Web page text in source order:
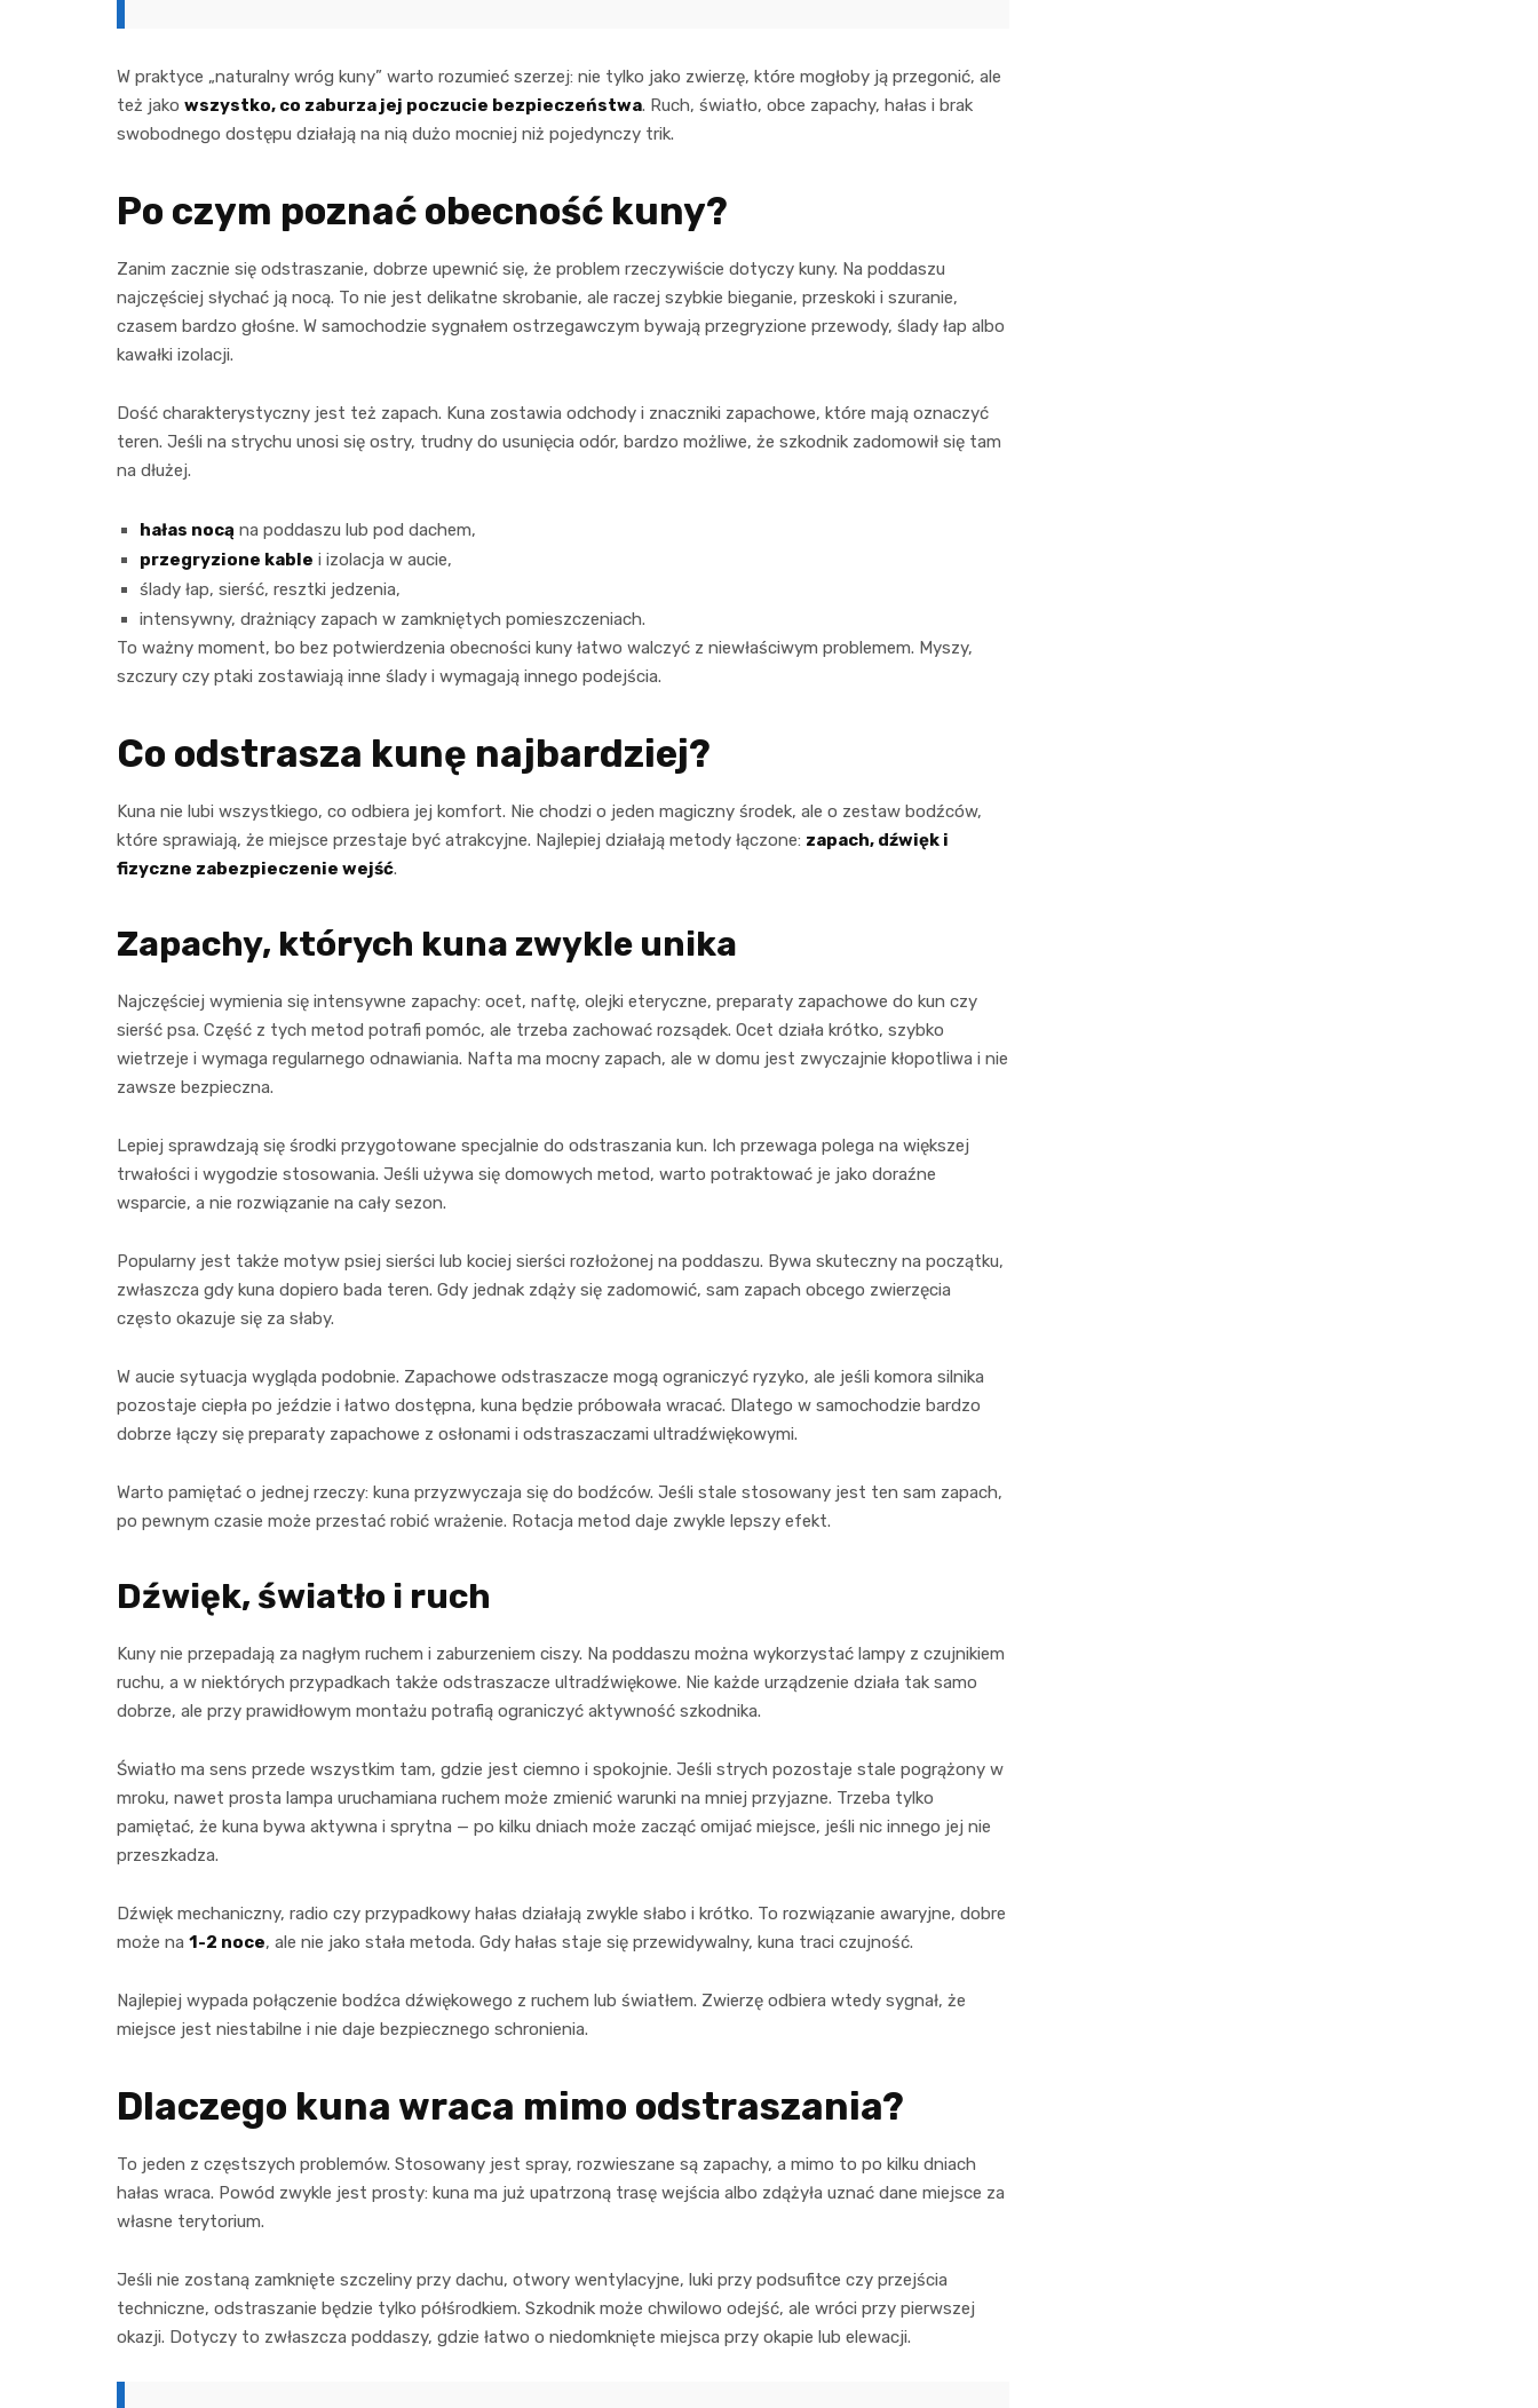
W praktyce „naturalny wróg kuny” warto rozumieć szerzej: nie tylko jako zwierzę, które mogłoby ją przegonić, ale
też jako wszystko, co zaburza jej poczucie bezpieczeństwa. Ruch, światło, obce zapachy, hałas i brak
swobodnego dostępu działają na nią dużo mocniej niż pojedynczy trik.
Po czym poznać obecność kuny?
Zanim zacznie się odstraszanie, dobrze upewnić się, że problem rzeczywiście dotyczy kuny. Na poddaszu
najczęściej słychać ją nocą. To nie jest delikatne skrobanie, ale raczej szybkie bieganie, przeskoki i szuranie,
czasem bardzo głośne. W samochodzie sygnałem ostrzegawczym bywają przegryzione przewody, ślady łap albo
kawałki izolacji.
Dość charakterystyczny jest też zapach. Kuna zostawia odchody i znaczniki zapachowe, które mają oznaczyć
teren. Jeśli na strychu unosi się ostry, trudny do usunięcia odór, bardzo możliwe, że szkodnik zadomowił się tam
na dłużej.
hałas nocą na poddaszu lub pod dachem,
przegryzione kable i izolacja w aucie,
ślady łap, sierść, resztki jedzenia,
intensywny, drażniący zapach w zamkniętych pomieszczeniach.
To ważny moment, bo bez potwierdzenia obecności kuny łatwo walczyć z niewłaściwym problemem. Myszy,
szczury czy ptaki zostawiają inne ślady i wymagają innego podejścia.
Co odstrasza kunę najbardziej?
Kuna nie lubi wszystkiego, co odbiera jej komfort. Nie chodzi o jeden magiczny środek, ale o zestaw bodźców,
które sprawiają, że miejsce przestaje być atrakcyjne. Najlepiej działają metody łączone: zapach, dźwięk i
fizyczne zabezpieczenie wejść.
Zapachy, których kuna zwykle unika
Najczęściej wymienia się intensywne zapachy: ocet, naftę, olejki eteryczne, preparaty zapachowe do kun czy
sierść psa. Część z tych metod potrafi pomóc, ale trzeba zachować rozsądek. Ocet działa krótko, szybko
wietrzeje i wymaga regularnego odnawiania. Nafta ma mocny zapach, ale w domu jest zwyczajnie kłopotliwa i nie
zawsze bezpieczna.
Lepiej sprawdzają się środki przygotowane specjalnie do odstraszania kun. Ich przewaga polega na większej
trwałości i wygodzie stosowania. Jeśli używa się domowych metod, warto potraktować je jako doraźne
wsparcie, a nie rozwiązanie na cały sezon.
Popularny jest także motyw psiej sierści lub kociej sierści rozłożonej na poddaszu. Bywa skuteczny na początku,
zwłaszcza gdy kuna dopiero bada teren. Gdy jednak zdąży się zadomowić, sam zapach obcego zwierzęcia
często okazuje się za słaby.
W aucie sytuacja wygląda podobnie. Zapachowe odstraszacze mogą ograniczyć ryzyko, ale jeśli komora silnika
pozostaje ciepła po jeździe i łatwo dostępna, kuna będzie próbowała wracać. Dlatego w samochodzie bardzo
dobrze łączy się preparaty zapachowe z osłonami i odstraszaczami ultradźwiękowymi.
Warto pamiętać o jednej rzeczy: kuna przyzwyczaja się do bodźców. Jeśli stale stosowany jest ten sam zapach,
po pewnym czasie może przestać robić wrażenie. Rotacja metod daje zwykle lepszy efekt.
Dźwięk, światło i ruch
Kuny nie przepadają za nagłym ruchem i zaburzeniem ciszy. Na poddaszu można wykorzystać lampy z czujnikiem
ruchu, a w niektórych przypadkach także odstraszacze ultradźwiękowe. Nie każde urządzenie działa tak samo
dobrze, ale przy prawidłowym montażu potrafią ograniczyć aktywność szkodnika.
Światło ma sens przede wszystkim tam, gdzie jest ciemno i spokojnie. Jeśli strych pozostaje stale pogrążony w
mroku, nawet prosta lampa uruchamiana ruchem może zmienić warunki na mniej przyjazne. Trzeba tylko
pamiętać, że kuna bywa aktywna i sprytna — po kilku dniach może zacząć omijać miejsce, jeśli nic innego jej nie
przeszkadza.
Dźwięk mechaniczny, radio czy przypadkowy hałas działają zwykle słabo i krótko. To rozwiązanie awaryjne, dobre
może na 1-2 noce, ale nie jako stała metoda. Gdy hałas staje się przewidywalny, kuna traci czujność.
Najlepiej wypada połączenie bodźca dźwiękowego z ruchem lub światłem. Zwierzę odbiera wtedy sygnał, że
miejsce jest niestabilne i nie daje bezpiecznego schronienia.
Dlaczego kuna wraca mimo odstraszania?
To jeden z częstszych problemów. Stosowany jest spray, rozwieszane są zapachy, a mimo to po kilku dniach
hałas wraca. Powód zwykle jest prosty: kuna ma już upatrzoną trasę wejścia albo zdążyła uznać dane miejsce za
własne terytorium.
Jeśli nie zostaną zamknięte szczeliny przy dachu, otwory wentylacyjne, luki przy podsufitce czy przejścia
techniczne, odstraszanie będzie tylko półśrodkiem. Szkodnik może chwilowo odejść, ale wróci przy pierwszej
okazji. Dotyczy to zwłaszcza poddaszy, gdzie łatwo o niedomknięte miejsca przy okapie lub elewacji.